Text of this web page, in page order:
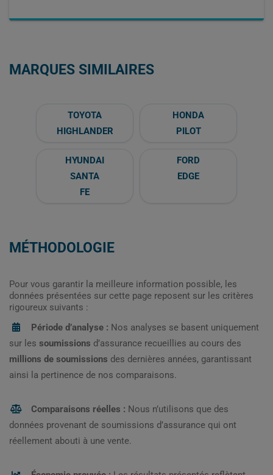
MARQUES SIMILAIRES
TOYOTA
HIGHLANDER
HONDA
PILOT
HYUNDAI
SANTA
FE
FORD
EDGE
MÉTHODOLOGIE
Pour vous garantir la meilleure information possible, les
données présentées sur cette page reposent sur les critères
rigoureux suivants :
Période d’analyse : Nos analyses se basent uniquement
sur les soumissions d’assurance recueillies au cours des
millions de soumissions des dernières années, garantissant
ainsi la pertinence de nos comparaisons.
Comparaisons réelles : Nous n’utilisons que des
données provenant de soumissions d’assurance qui ont
réellement abouti à une vente.